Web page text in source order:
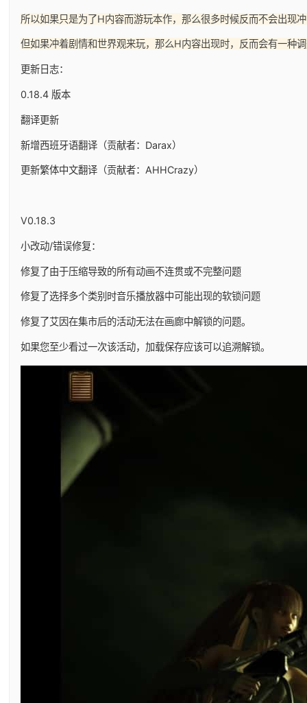
所以如果只是为了H内容而游玩本作，那么很多时候反而不会出现
但如果冲着剧情和世界观来玩，那么H内容出现时，反而会有一种
更新日志：
0.18.4 版本
翻译更新
新增西班牙语翻译（贡献者：Darax）
更新繁体中文翻译（贡献者：AHHCrazy）
V0.18.3
小改动/错误修复：
修复了由于压缩导致的所有动画不连贯或不完整问题
修复了选择多个类别时音乐播放器中可能出现的软锁问题
修复了艾因在集市后的活动无法在画廊中解锁的问题。
如果您至少看过一次该活动，加载保存应该可以追溯解锁。